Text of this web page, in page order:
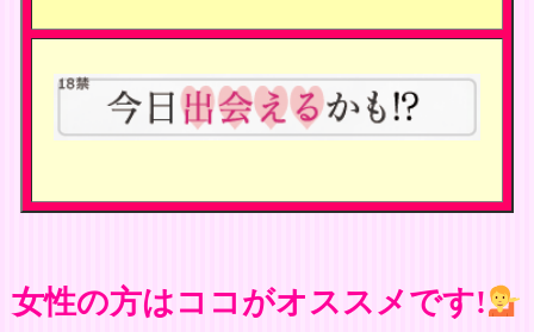
女性の方はココがオススメです!